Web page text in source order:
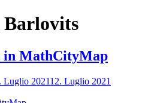
Barlovits
MathCityMap
Luglio 202112. Luglio 2021